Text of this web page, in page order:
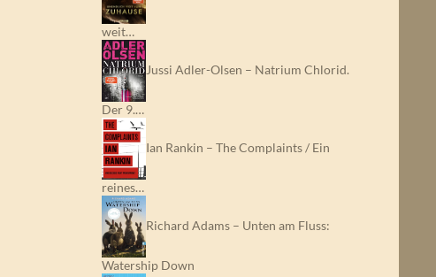
weit…
Jussi Adler-Olsen – Natrium Chlorid.
Der 9.…
Ian Rankin – The Complaints / Ein
reines…
Richard Adams – Unten am Fluss:
Watership Down